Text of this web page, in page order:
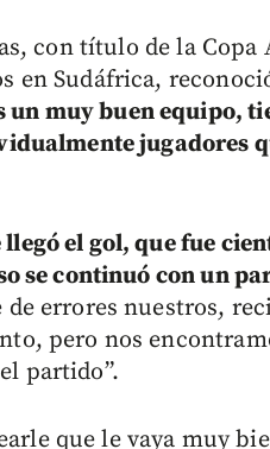
con título de la Copa
en Sudáfrica,
un muy buen equipo,
jugadores
el gol, que fue
se continuó con un
errores nuestros,
pero nos
partido”.
que le vaya muy